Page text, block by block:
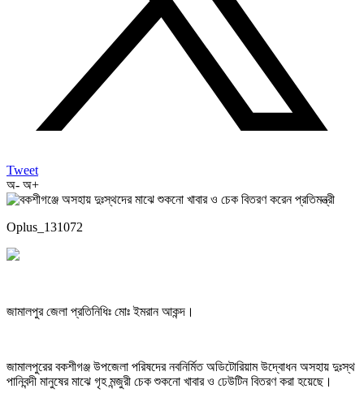
Tweet
অ- অ+
Oplus_131072
জামালপুর জেলা প্রতিনিধিঃ মোঃ ইমরান আকন্দ।
জামালপুরের বকশীগঞ্জ উপজেলা পরিষদের নবনির্মিত অডিটোরিয়াম উদ্বোধন অসহায় দুঃস্থ
পানিবন্দী মানুষের মাঝে গৃহ মন্জুরী চেক শুকনো খাবার ও ঢেউটিন বিতরণ করা হয়েছে।